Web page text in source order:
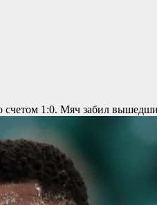
счетом 1:0. Мяч забил